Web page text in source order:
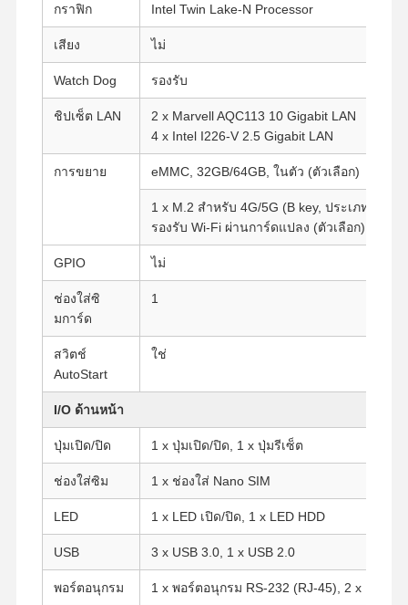
กราฟิก Intel Twin Lake-N Processor
เสียง ไม่
Watch Dog รองรับ
ชิปเซ็ต LAN
2 x Marvell AQC113 10 Gigabit LAN
4 x Intel I226-V 2.5 Gigabit LAN
การขยาย eMMC, 32GB/64GB, ในตัว (ตัวเลือก)
1 x M.2 สำหรับ 4G/5G (B key, ประเภท:
รองรับ Wi-Fi ผ่านการ์ดแปลง (ตัวเลือก)
GPIO ไม่
ช่องใส่ซิ
มการ์ด
1
สวิตช์
AutoStart
ใช่
I/O ด้านหน้า
ปุ่มเปิด/ปิด 1 x ปุ่มเปิด/ปิด, 1 x ปุ่มรีเซ็ต
ช่องใส่ซิม 1 x ช่องใส่ Nano SIM
LED 1 x LED เปิด/ปิด, 1 x LED HDD
USB 3 x USB 3.0, 1 x USB 2.0
พอร์ตอนุกรม 1 x พอร์ตอนุกรม RS-232 (RJ-45), 2 x USB